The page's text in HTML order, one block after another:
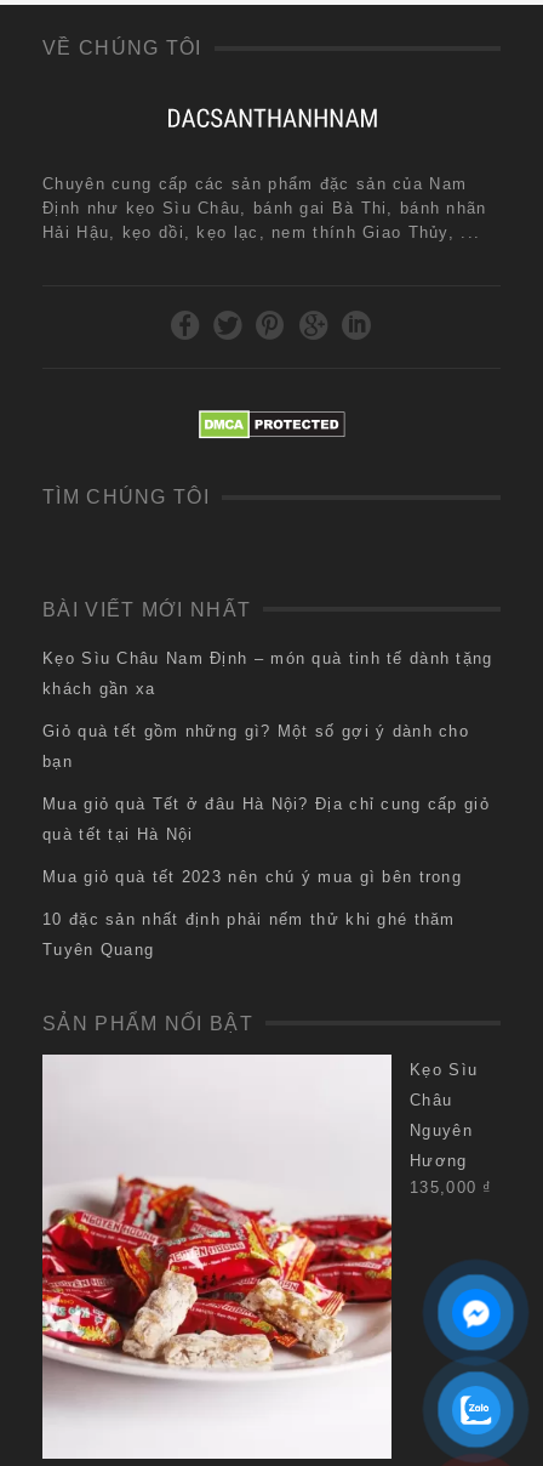
VỀ CHÚNG TÔI
Chuyên cung cấp các sản phẩm đặc sản của Nam
Định như kẹo Sìu Châu, bánh gai Bà Thi, bánh nhãn
Hải Hậu, kẹo dồi, kẹo lạc, nem thính Giao Thủy, ...
TÌM CHÚNG TÔI
BÀI VIẾT MỚI NHẤT
Kẹo Sìu Châu Nam Định – món quà tinh tế dành tặng
khách gần xa
Giỏ quà tết gồm những gì? Một số gợi ý dành cho
bạn
Mua giỏ quà Tết ở đâu Hà Nội? Địa chỉ cung cấp giỏ
quà tết tại Hà Nội
Mua giỏ quà tết 2023 nên chú ý mua gì bên trong
10 đặc sản nhất định phải nếm thử khi ghé thăm
Tuyên Quang
SẢN PHẨM NỔI BẬT
Kẹo Sìu
Châu
Nguyên
Hương
135,000 ₫